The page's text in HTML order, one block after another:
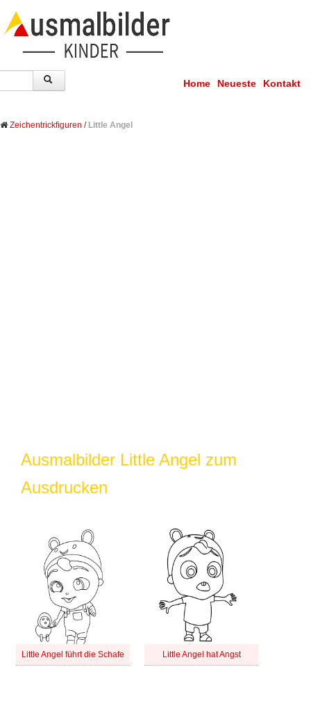
Home Neueste Kontakt
Zeichentrickfiguren / Little Angel
Ausmalbilder Little Angel zum
Ausdrucken
Little Angel führt die Schafe Little Angel hat Angst